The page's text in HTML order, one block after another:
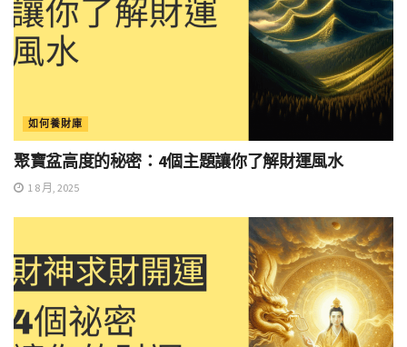
如何養財庫
聚寶盆高度的秘密：4個主題讓你了解財運風水
1 8 月, 2025